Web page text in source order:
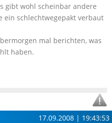
gibt wohl scheinbar andere
schlechtwegepakt verbaut
mal berichten, was
haben.
17.09.2008 | 19:43:53